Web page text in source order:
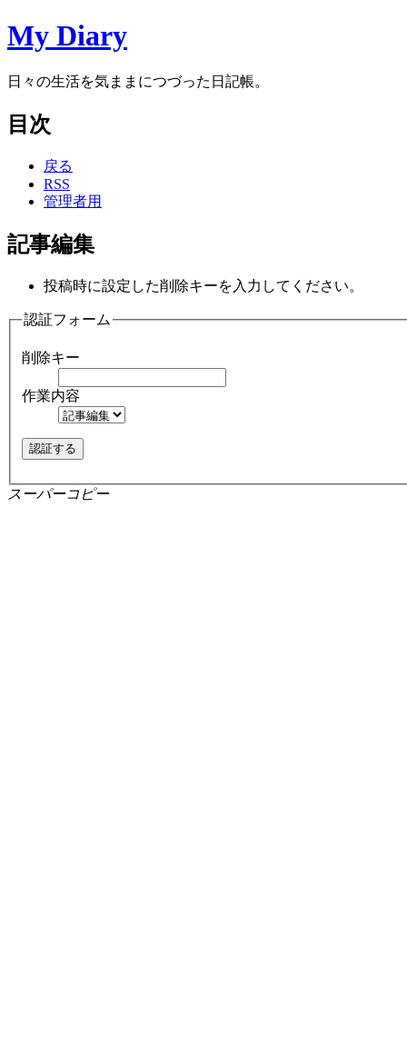
My Diary
日々の生活を気ままにつづった日記帳。
目次
戻る
RSS
管理者用
記事編集
投稿時に設定した削除キーを入力してください。
認証フォーム
削除キー
作業内容
スーパーコピー